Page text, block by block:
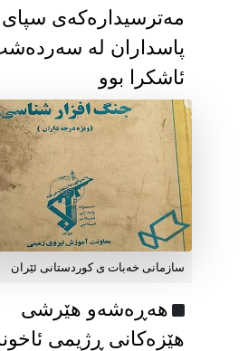
مەترسیدارەکەی سپای
پاسداران لە
ئاشکرا بوو
سازمانی خەبات ی كوردستانی ئێران
هەڕەشەو هێرشی
هێزەکانی ڕژیمی